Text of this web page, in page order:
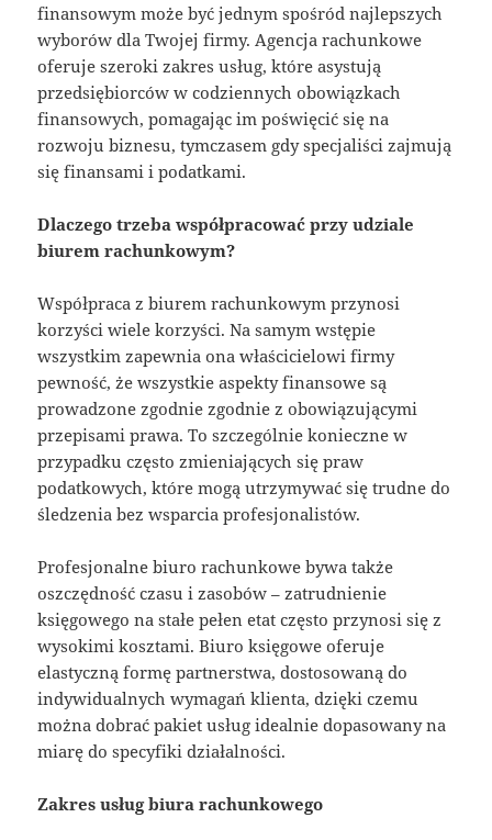
finansowym może być jednym spośród najlepszych
wyborów dla Twojej firmy. Agencja rachunkowe
oferuje szeroki zakres usług, które asystują
przedsiębiorców w codziennych obowiązkach
finansowych, pomagając im poświęcić się na
rozwoju biznesu, tymczasem gdy specjaliści zajmują
się finansami i podatkami.
Dlaczego trzeba współpracować przy udziale
biurem rachunkowym?
Współpraca z biurem rachunkowym przynosi
korzyści wiele korzyści. Na samym wstępie
wszystkim zapewnia ona właścicielowi firmy
pewność, że wszystkie aspekty finansowe są
prowadzone zgodnie zgodnie z obowiązującymi
przepisami prawa. To szczególnie konieczne w
przypadku często zmieniających się praw
podatkowych, które mogą utrzymywać się trudne do
śledzenia bez wsparcia profesjonalistów.
Profesjonalne biuro rachunkowe bywa także
oszczędność czasu i zasobów – zatrudnienie
księgowego na stałe pełen etat często przynosi się z
wysokimi kosztami. Biuro księgowe oferuje
elastyczną formę partnerstwa, dostosowaną do
indywidualnych wymagań klienta, dzięki czemu
można dobrać pakiet usług idealnie dopasowany na
miarę do specyfiki działalności.
Zakres usług biura rachunkowego